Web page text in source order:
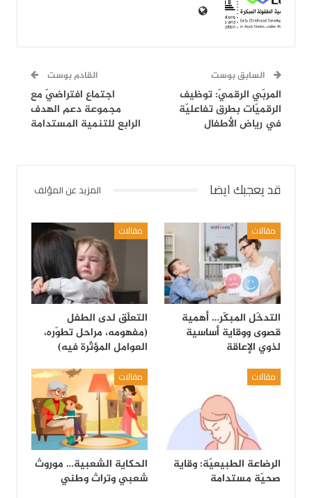
السابق بوست
المربّي الرقميّ: توظيف
الرقميّات بطرق تفاعليّة
في رياض الأطفال
القادم بوست
اجتماع افتراضيّ مع
مجموعة دعم الهدف
الرابع للتنمية المستدامة
قد يعجبك ايضا المزيد عن المؤلف
مقالات
التدخّل المبكّر… أهمية
قصوى ووقاية أساسية
لذوي الإعاقة
مقالات
التعلّق لدى الطفل
(مفهومه، مراحل تطوّره،
العوامل المؤثّرة فيه)
مقالات
الرضاعة الطبيعيّة: وقاية
صحيّة مستدامة
مقالات
الحكاية الشعبية… موروث
شعبي وتراث وطني